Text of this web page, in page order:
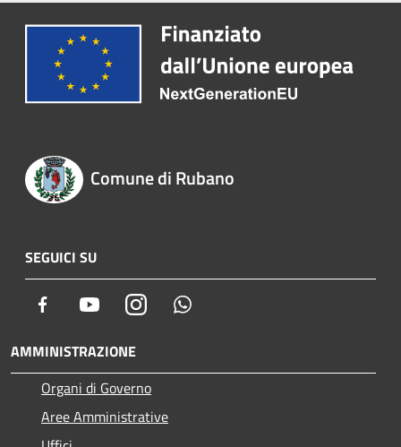
Comune di Rubano
SEGUICI SU
Facebook YoutubeInstagram
AMMINISTRAZIONE
Organi di Governo
Aree Amministrative